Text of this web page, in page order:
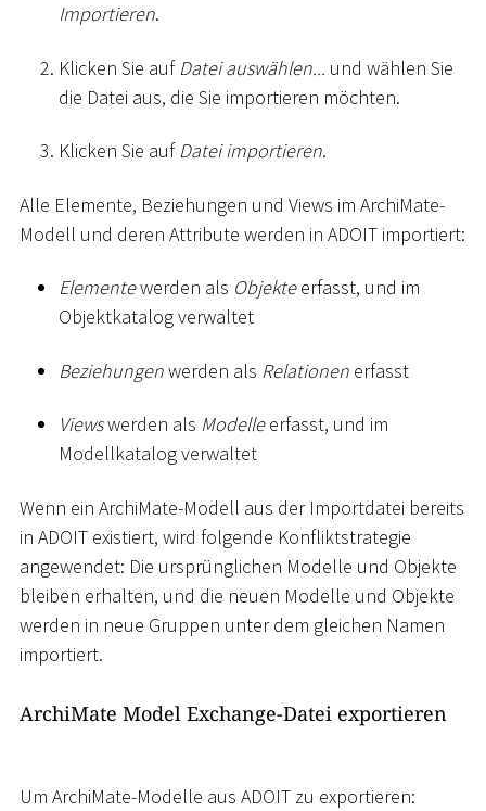
Importieren.
Klicken Sie aufDatei auswählen... und wählen Sie
die Datei aus, die Sie importieren möchten.
Klicken Sie aufDatei importieren.
Alle Elemente, Beziehungen und Views im ArchiMate-
Modell und deren Attribute werden in ADOIT importiert:
Elementewerden als Objekteerfasst, und im
Objektkatalog verwaltet
Beziehungenwerden als Relationen erfasst
Viewswerden als Modelleerfasst, und im
Modellkatalog verwaltet
Wenn ein ArchiMate-Modell aus der Importdatei bereits
in ADOIT existiert, wird folgende Konfliktstrategie
angewendet: Die ursprünglichen Modelle und Objekte
bleiben erhalten, und die neuen Modelle und Objekte
werden in neue Gruppen unter dem gleichen Namen
importiert.
ArchiMate Model Exchange-Datei exportieren
Um ArchiMate-Modelle aus ADOIT zu exportieren: